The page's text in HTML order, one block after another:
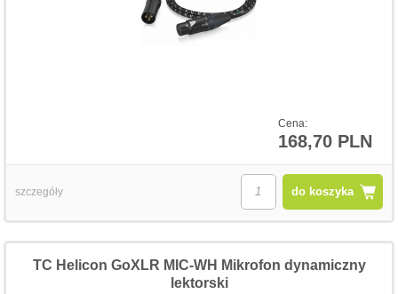
Cena:
168,70 PLN
do koszyka
szczegóły
TC Helicon GoXLR MIC-WH Mikrofon dynamiczny
lektorski